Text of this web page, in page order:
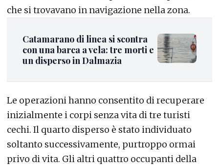
che si trovavano in navigazione nella zona.
Catamarano di linea si scontra
con una barca a vela: tre morti e
un disperso in Dalmazia
Le operazioni hanno consentito di recuperare
inizialmente i corpi senza vita di tre turisti
cechi. Il quarto disperso è stato individuato
soltanto successivamente, purtroppo ormai
privo di vita. Gli altri quattro occupanti della